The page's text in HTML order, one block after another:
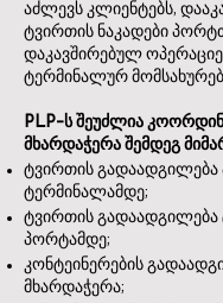
აძლევს კლიენტებს,
ტვირთის ნაკადები
დაკავშირებულ
ტერმინალურ
PLP-ს შეუძლია
მხარდაჭერა შემდეგ
ტვირთის
ტერმინალამდე;
ტვირთის
პორტამდე;
კონტეინერების
მხარდაჭერა;